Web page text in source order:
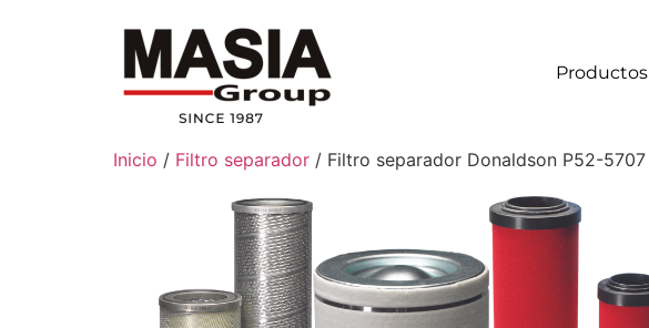
Productos
Inicio / Filtro separador / Filtro separador Donaldson P52-5707